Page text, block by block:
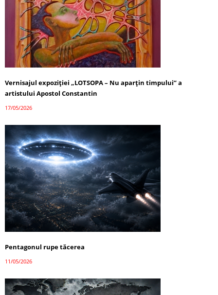
Vernisajul expoziției „LOTSOPA – Nu aparțin timpului” a
artistului Apostol Constantin
17/05/2026
Pentagonul rupe tăcerea
11/05/2026